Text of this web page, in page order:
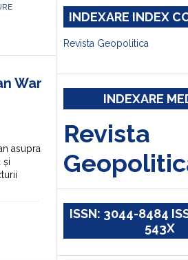
War
asupra
și
INDEXARE INDEX
Revista Geopolitica
INDEXARE
Revista
ISSN: 3044-8484
543X